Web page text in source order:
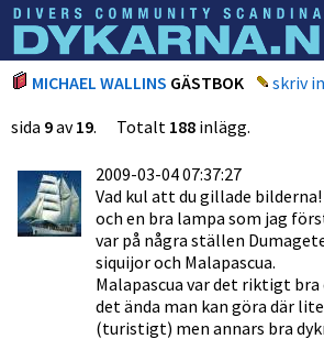
Dyknyheter
MICHAEL WALLINS GÄSTBOK
skriv
sida 9av19. Totalt 188 inlägg.
2009-03-04 07:37:27
Vad kul att du gillade bilderna!
och en bra lampa som jag
var på några ställen
siquijor och Malapascua.
Malapascua var det riktigt
det ända man kan göra där
(turistigt) men annars bra